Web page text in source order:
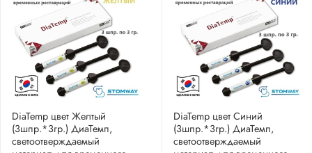
DiaTemp цвет Желтый
(3шпр.*3гр.) ДиаТемп,
светоотверждаемый
DiaTemp цвет Синий
(3шпр.*3гр.) ДиаТемп,
светоотверждаемый